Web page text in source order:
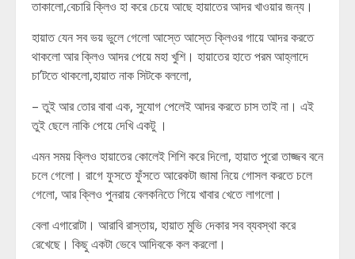
তাকালো,বেচারি ক্লিও হা করে চেয়ে আছে হায়াতের আদর খাওয়ার জন্য।
হায়াত যেন সব ভয় ভুলে গেলো আস্তে আস্তে ক্লিওর গায়ে আদর করতে
থাকলো আর ক্লিও আদর পেয়ে মহা খুশি। হায়াতের হাতে পরম আহ্লাদে
চা’টতে থাকলো,হায়াত নাক সিটকে বললো,
– তুই আর তোর বাবা এক, সুযোগ পেলেই আদর করতে চাস তাই না। এই
তুই ছেলে নাকি পেয়ে দেখি একটু ।
এমন সময় ক্লিও হায়াতের কোলেই শিশি করে দিলো, হায়াত পুরো তাজ্জব বনে
চলে গেলো। রাগে ফুসতে ফুঁসতে আরেকটা জামা নিয়ে গোসল করতে চলে
গেলো, আর ক্লিও পুনরায় বেলকনিতে গিয়ে খাবার খেতে লাগলো।
বেলা এগারোটা। আরাবি রাস্তায়, হায়াত মুভি দেকার সব ব্যবস্থা করে
রেখেছে। কিছু একটা ভেবে আদিবকে কল করলো।